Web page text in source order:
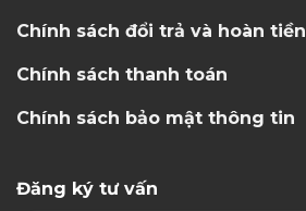
Chính sách đổi trả và hoàn tiền
Chính sách thanh toán
Chính sách bảo mật thông tin
Đăng ký tư vấn